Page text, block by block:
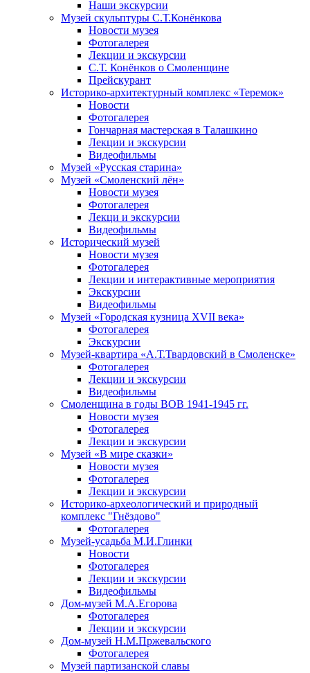
Наши экскурсии
Музей скульптуры С.Т.Конёнкова
Новости музея
Фотогалерея
Лекции и экскурсии
С.Т. Конёнков о Смоленщине
Прейскурант
Историко-архитектурный комплекс «Теремок»
Новости
Фотогалерея
Гончарная мастерская в Талашкино
Лекции и экскурсии
Видеофильмы
Музей «Русская старина»
Музей «Смоленский лён»
Новости музея
Фотогалерея
Лекци и экскурсии
Видеофильмы
Исторический музей
Новости музея
Фотогалерея
Лекции и интерактивные мероприятия
Экскурсии
Видеофильмы
Музей «Городская кузница XVII века»
Фотогалерея
Экскурсии
Музей-квартира «А.Т.Твардовский в Смоленске»
Фотогалерея
Лекции и экскурсии
Видеофильмы
Смоленщина в годы ВОВ 1941-1945 гг.
Новости музея
Фотогалерея
Лекции и экскурсии
Музей «В мире сказки»
Новости музея
Фотогалерея
Лекции и экскурсии
Историко-археологический и природный
комплекс "Гнёздово"
Фотогалерея
Музей-усадьба М.И.Глинки
Новости
Фотогалерея
Лекции и экскурсии
Видеофильмы
Дом-музей М.А.Егорова
Фотогалерея
Лекции и экскурсии
Дом-музей Н.М.Пржевальского
Фотогалерея
Музей партизанской славы